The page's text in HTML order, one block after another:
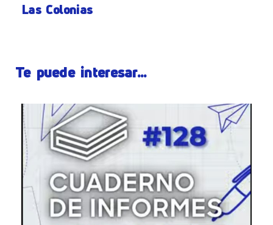
Las Colonias
Te puede interesar...